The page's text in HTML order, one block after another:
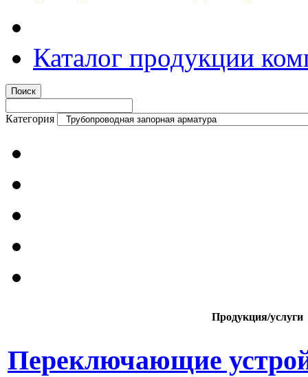
Каталог продукции
Категория
Продукция/услуги
Переключающие